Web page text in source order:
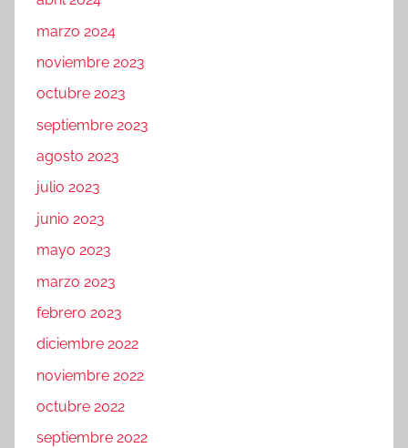
marzo 2024
noviembre 2023
octubre 2023
septiembre 2023
agosto 2023
julio 2023
junio 2023
mayo 2023
marzo 2023
febrero 2023
diciembre 2022
noviembre 2022
octubre 2022
septiembre 2022